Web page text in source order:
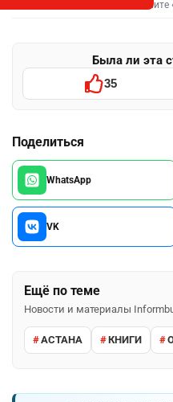
Выделите фрагмент и
Была ли эта
35
Поделиться
WhatsApp
VK
Ещё по теме
Новости и материалы
АСТАНА КНИГИ